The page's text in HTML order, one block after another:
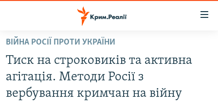
Перейти
основного
матеріалу
Перейти
до
ВІДЕО ТА ФОТО
ВІЙНА РОСІЇ ПРОТИ УКРАЇНИ
Тиск на строковиків та активна
агітація. Методи Росії з
вербування кримчан на війну